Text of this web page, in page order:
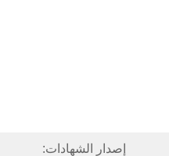
إصدار الشهادات: